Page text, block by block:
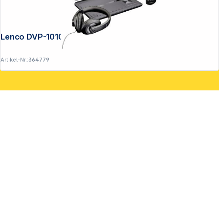
Lenco DVP-1010BK schwarz
Artikel-Nr.:364779